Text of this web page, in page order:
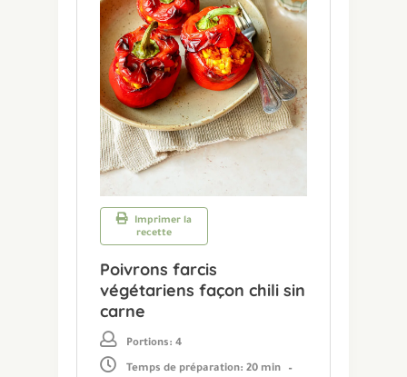
Imprimer la
recette
Poivrons farcis
végétariens façon chili sin
carne
Portions: 4
Temps de préparation: 20 min
–